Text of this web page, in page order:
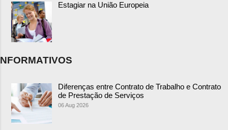
Estagiar na União Europeia
NFORMATIVOS
Diferenças entre Contrato de Trabalho e Contrato
de Prestação de Serviços
06 Aug 2026